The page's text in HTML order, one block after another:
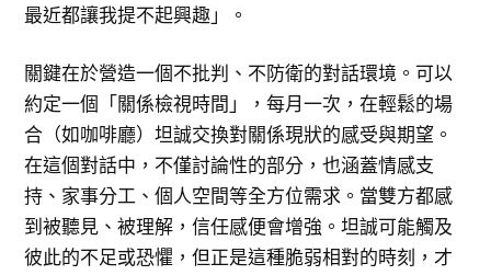
最近都讓我提不起興趣」。
關鍵在於營造一個不批判、不防衛的對話環境。可以
約定一個「關係檢視時間」，每月一次，在輕鬆的場
合（如咖啡廳）坦誠交換對關係現狀的感受與期望。
在這個對話中，不僅討論性的部分，也涵蓋情感支
持、家事分工、個人空間等全方位需求。當雙方都感
到被聽見、被理解，信任感便會增強。坦誠可能觸及
彼此的不足或恐懼，但正是這種脆弱相對的時刻，才